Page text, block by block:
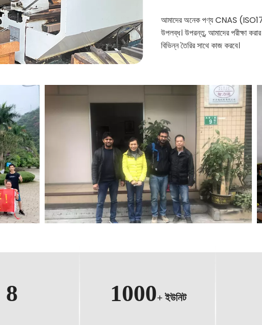
আমাদের অনেক পণ্য CNAS
উপলব্ধ। উপরন্তু, আমাদের পরীক্ষা
বিভিন্ন তৈরির সাথে কাজ করবে।
8 1000+ইউনিট